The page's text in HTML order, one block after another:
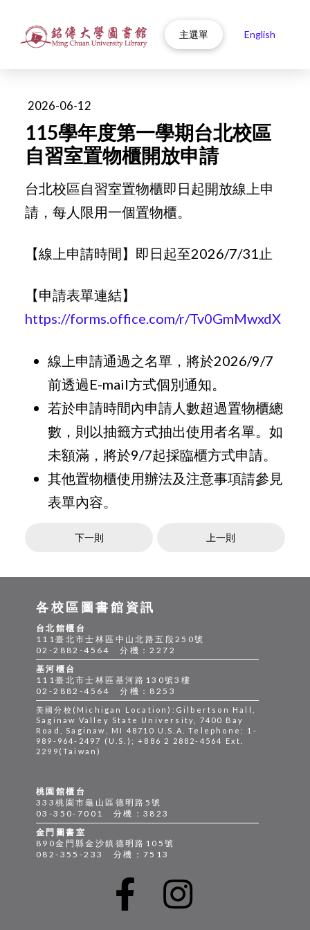
主選單 English
2026-06-12
115學年度第一學期台北校區
自習室置物櫃開放申請
台北校區自習室置物櫃即日起開放線上申
請，每人限用一個置物櫃。
【線上申請時間】即日起至2026/7/31止
【申請表單連結】
https://forms.office.com/r/Tv0GmMwxdX
線上申請通過之名單，將於2026/9/7
前透過E-mail方式個別通知。
若於申請時間內申請人數超過置物櫃總
數，則以抽籤方式抽出使用者名單。如
未額滿，將於9/7起採臨櫃方式申請。
其他置物櫃使用辦法及注意事項請參見
表單內容。
下一則 上一則
桃園館櫃台
333桃園市龜山區德明路5號
03-350-7001 分機：3823
金門圖書室
890金門縣金沙鎮德明路105號
082-355-233 分機：7513
各校區圖書館資訊
台北館櫃台
111臺北市士林區中山北路五段250號
02-2882-4564 分機：2272
基河櫃台
111臺北市士林區基河路130號3樓
02-2882-4564 分機：8253
美國分校(Michigan Location):Gilbertson Hall,
Saginaw Valley State University, 7400 Bay
Road, Saginaw, MI 48710 U.S.A. Telephone: 1-
989-964-2497 (U.S.); +886 2 2882-4564 Ext.
2299(Taiwan)